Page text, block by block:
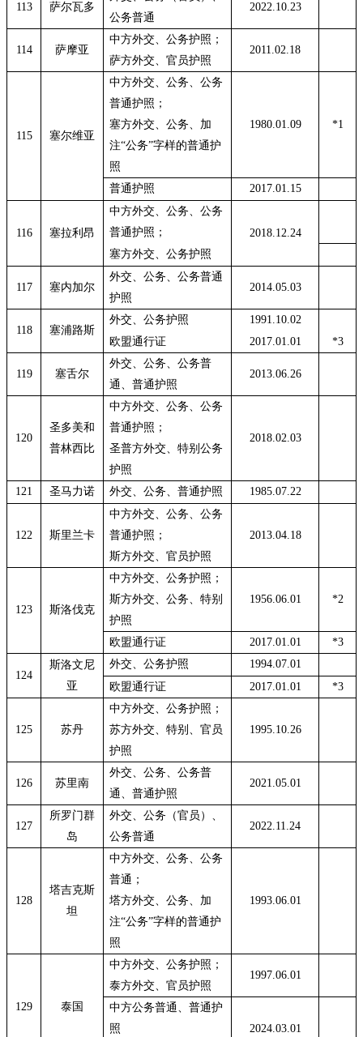
113 萨尔瓦多
公务普通
2022.10.23
114 萨摩亚
中方外交、公务护照；
2011.02.18
萨方外交、官员护照
115 塞尔维亚
中方外交、公务、公务
普通护照；
1980.01.09
*1
塞方外交、公务、加
注“公务”字样的普通护
照
普通护照
2017.01.15
116 塞拉利昂
中方外交、公务、公务
普通护照；
2018.12.24
塞方外交、公务护照
117 塞内加尔
外交、公务、公务普通
护照
2014.05.03
118 塞浦路斯
外交、公务护照
1991.10.02
欧盟通行证
2017.01.01 *3
119 塞舌尔
外交、公务、公务普
通、普通护照
2013.06.26
120
圣多美和
普林西比
中方外交、公务、公务
普通护照；
2018.02.03
圣普方外交、特别公务
护照
121
圣马力诺 外交、公务、普通护照 1985.07.22
122 斯里兰卡
中方外交、公务、公务
普通护照；
2013.04.18
斯方外交、官员护照
123 斯洛伐克
中方外交、公务护照；
1956.06.01
*2
斯方外交、公务、特别
护照
欧盟通行证
2017.01.01 *3
124
斯洛文尼
亚
外交、公务护照
1994.07.01
欧盟通行证
2017.01.01 *3
125 苏丹
中方外交、公务护照；
1995.10.26
苏方外交、特别、官员
护照
126 苏里南
外交、公务、公务普
通、普通护照
2021.05.01
127
所罗门群
岛
外交、公务（官员）、
公务普通
2022.11.24
128
塔吉克斯
坦
中方外交、公务、公务
普通；
1993.06.01
塔方外交、公务、加
注“公务”字样的普通护
照
129 泰国
中方外交、公务护照；
1997.06.01
泰方外交、官员护照
中方公务普通、普通护
照
2024.03.01